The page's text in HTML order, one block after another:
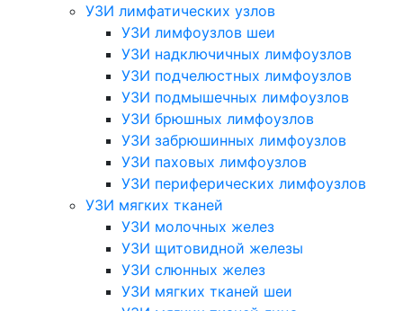
УЗИ лимфатических узлов
УЗИ лимфоузлов шеи
УЗИ надключичных лимфоузлов
УЗИ подчелюстных лимфоузлов
УЗИ подмышечных лимфоузлов
УЗИ брюшных лимфоузлов
УЗИ забрюшинных лимфоузлов
УЗИ паховых лимфоузлов
УЗИ периферических лимфоузлов
УЗИ мягких тканей
УЗИ молочных желез
УЗИ щитовидной железы
УЗИ слюнных желез
УЗИ мягких тканей шеи